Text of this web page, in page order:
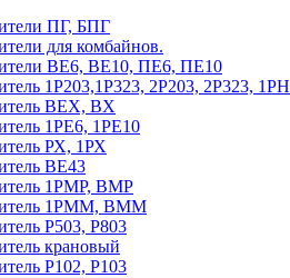
ПГ, БПГ
для комбайнов.
ВЕ6, ВЕ10, ПЕ6, ПЕ10
1Р203,1Р323, 2Р203, 2Р323, 1РН
ВЕХ, ВХ
1РЕ6, 1РЕ10
РХ, 1РХ
ВЕ43
1РМР, ВМР
1РММ, ВММ
Р503, Р803
крановый
Р102, Р103